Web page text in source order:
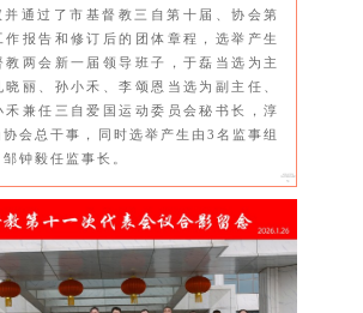
并通过了市基督教三自第十届、协会第
作报告和修订后的团体章程，选举产生
教两会新一届领导班子，于磊当选为主
晓丽、孙小禾、李颂恩当选为副主任、
禾兼任三自爱国运动委员会秘书长，淳
会总干事，同时选举产生由3名监事组
钟毅任监事长。